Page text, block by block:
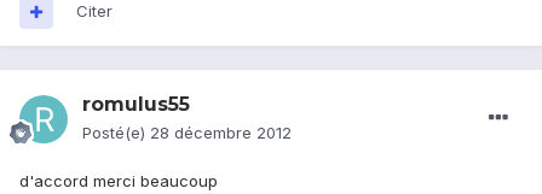
Citer
romulus55
Posté(e) 28 décembre 2012
d'accord merci beaucoup